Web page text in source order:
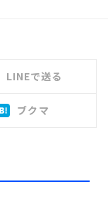
LINEで送る
ブクマ